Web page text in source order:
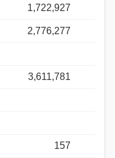
1,722,927
2,776,277
3,611,781
157